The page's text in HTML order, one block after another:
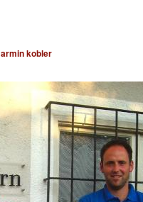
armin kobler